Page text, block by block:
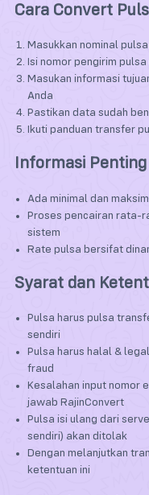
Cara Convert
Masukkan nominal
Isi nomor pengirim
Masukan informasi
Anda
Pastikan data sudah
Ikuti panduan transfer
Informasi Penting
Ada minimal dan
Proses pencairan rata-
sistem
Rate pulsa bersifat
Syarat dan
Pulsa harus pulsa
sendiri
Pulsa harus halal &
fraud
Kesalahan input nomor
jawab RajinConvert
Pulsa isi ulang dari
sendiri) akan ditolak
Dengan melanjutkan
ketentuan ini